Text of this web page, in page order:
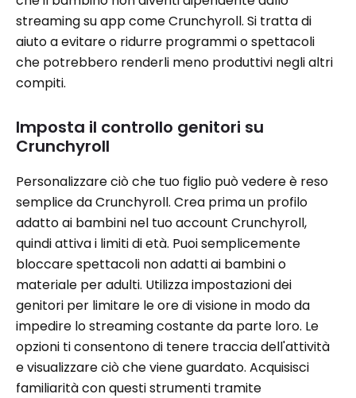
streaming su app come Crunchyroll. Si tratta di
aiuto a evitare o ridurre programmi o spettacoli
che potrebbero renderli meno produttivi negli altri
compiti.
Imposta il controllo genitori su
Crunchyroll
Personalizzare ciò che tuo figlio può vedere è reso
semplice da Crunchyroll. Crea prima un profilo
adatto ai bambini nel tuo account Crunchyroll,
quindi attiva i limiti di età. Puoi semplicemente
bloccare spettacoli non adatti ai bambini o
materiale per adulti. Utilizza impostazioni dei
genitori per limitare le ore di visione in modo da
impedire lo streaming costante da parte loro. Le
opzioni ti consentono di tenere traccia dell'attività
e visualizzare ciò che viene guardato. Acquisisci
familiarità con questi strumenti tramite